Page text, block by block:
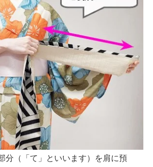
分（「て」といいます）を肩に預